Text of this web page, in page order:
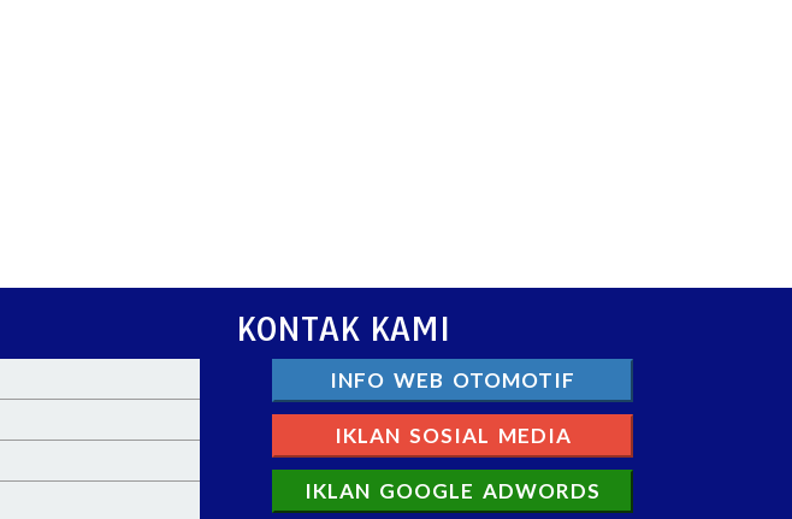
KONTAK KAMI
INFO WEB OTOMOTIF
IKLAN SOSIAL MEDIA
IKLAN GOOGLE ADWORDS